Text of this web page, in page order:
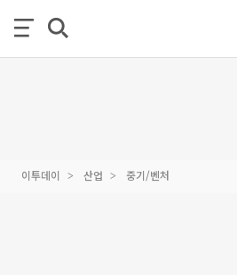
이투데이 산업 중기/벤처